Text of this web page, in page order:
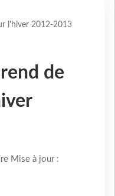
l'hiver 2012-2013
de
Mise à jour :